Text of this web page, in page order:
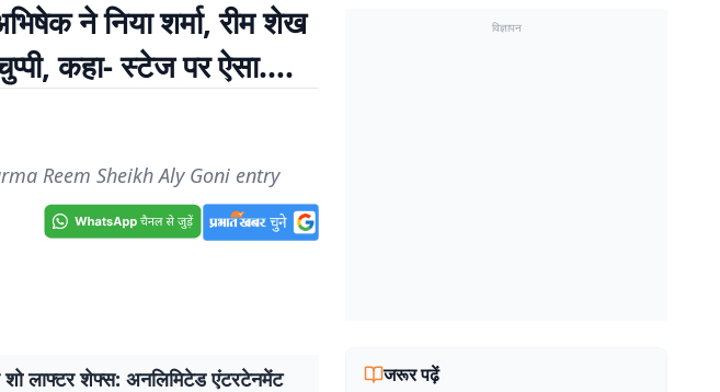
ने निया शर्मा, रीम शेख
कहा- स्टेज पर ऐसा….
Reem Sheikh Aly Goni entry
लाफ्टर शेफ्स: अनलिमिटेड एंटरटेनमेंट
विज्ञापन
जरूर पढ़ें